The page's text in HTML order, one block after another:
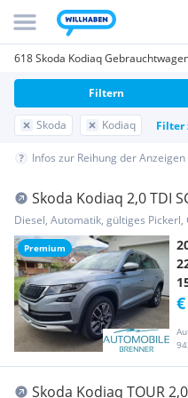
618 Skoda Kodiaq
Skoda Kodiaq Filter
Filtern
Infos zur Reihung der Anzeigen
Premium
Skoda Kodiaq 2,0 TDI
Diesel, Automatik, gültiges Pickerl,
Skoda Kodiaq TOUR